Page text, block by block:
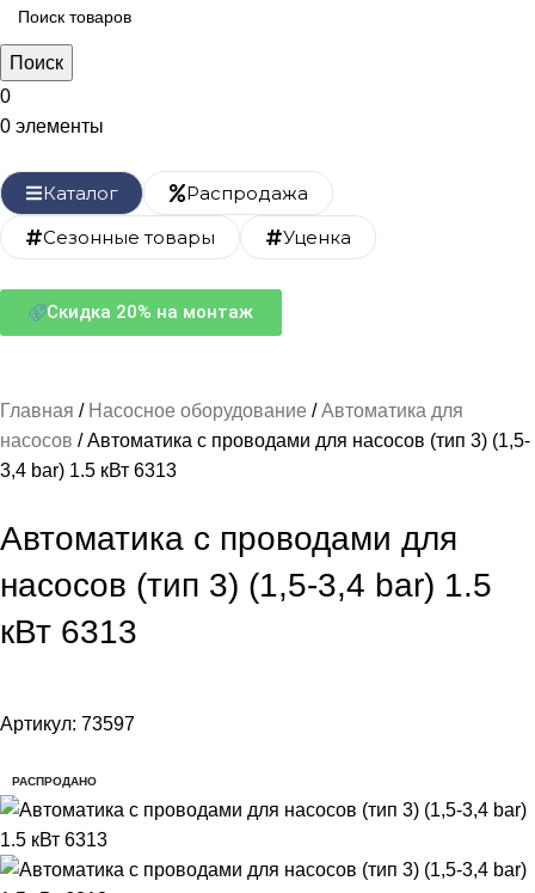
Поиск
0
0 элементы
Каталог
Распродажа
Сезонные товары
Уценка
Скидка 20% на монтаж
Главная Насосное оборудование
Автоматика для
насосов
Автоматика с проводами для насосов (тип 3) (1,5-
3,4 bar) 1.5 кВт 6313
Автоматика с проводами для
насосов (тип 3) (1,5-3,4 bar) 1.5
кВт 6313
Артикул: 73597
РАСПРОДАНО